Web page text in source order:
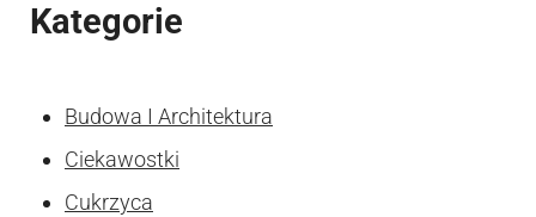
Kategorie
Budowa I Architektura
Ciekawostki
Cukrzyca